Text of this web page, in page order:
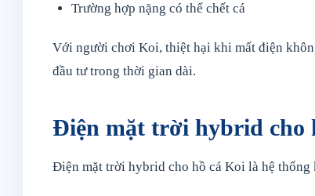
Trường hợp nặng có thể chết cá
Với người chơi Koi, thiệt hại khi mất điện
đầu tư trong thời gian dài.
Điện mặt trời hybrid cho
Điện mặt trời hybrid cho hồ cá Koi là hệ thống